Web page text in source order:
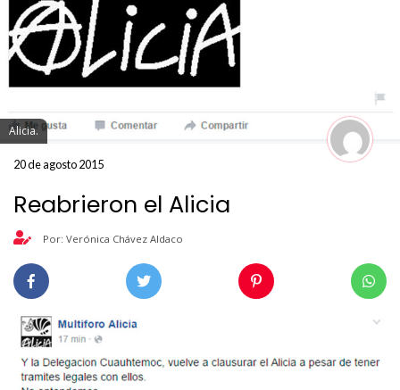
Alicia.
20 de agosto 2015
Reabrieron el Alicia
Por: Verónica Chávez Aldaco